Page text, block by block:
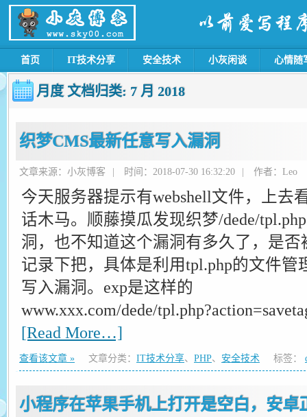
首页 IT技术分享 安全技术 小灰闲谈 心情随
月度 文档归类: 7 月 2018
织梦CMS最新任意写入漏洞
文章来源：小灰博客 时间：2018-07-30 16:32:20 作者：Leo
今天服务器提示有webshell文件，上去
话木马。顺藤摸瓜发现织梦/dede/
洞，也不知道这个漏洞有多久了，是
记录下把，具体是利用tpl.php的文件管
写入漏洞。exp是这样的
www.xxx.com/dede/
[Read More…]
查看该文章 » 文章分类： IT技术分享、 PHP、 安全技术 标签：
小程序在苹果手机上打开是空白，安卓